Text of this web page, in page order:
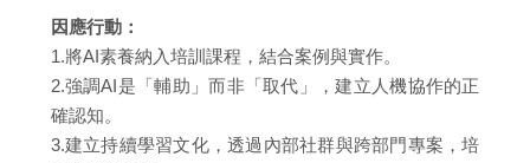
因應行動：
1.將AI素養納入培訓課程，結合案例與實作。
2.強調AI是「輔助」而非「取代」，建立人機協作的正
確認知。
3.建立持續學習文化，透過內部社群與跨部門專案，培